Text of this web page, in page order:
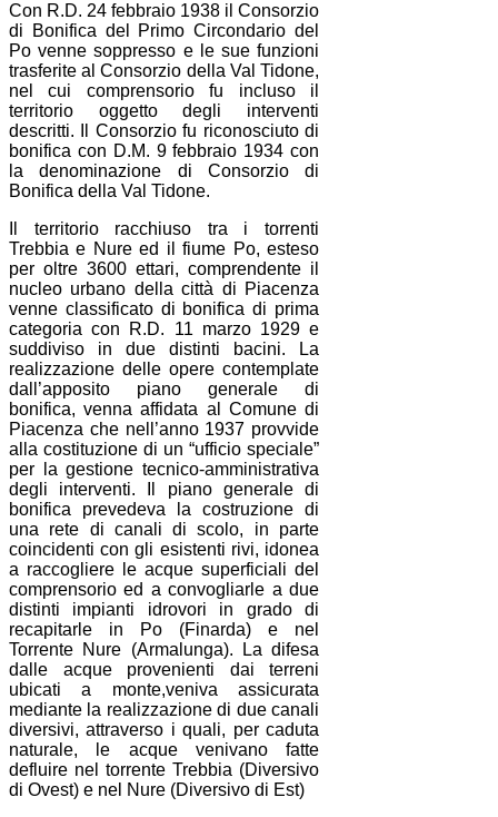
Con R.D. 24 febbraio 1938 il Consorzio
di Bonifica del Primo Circondario del
Po venne soppresso e le sue funzioni
trasferite al Consorzio della Val Tidone,
nel cui comprensorio fu incluso il
territorio oggetto degli interventi
descritti. Il Consorzio fu riconosciuto di
bonifica con D.M. 9 febbraio 1934 con
la denominazione di Consorzio di
Bonifica della Val Tidone.
Il territorio racchiuso tra i torrenti
Trebbia e Nure ed il fiume Po, esteso
per oltre 3600 ettari, comprendente il
nucleo urbano della città di Piacenza
venne classificato di bonifica di prima
categoria con R.D. 11 marzo 1929 e
suddiviso in due distinti bacini. La
realizzazione delle opere contemplate
dall’apposito piano generale di
bonifica, venna affidata al Comune di
Piacenza che nell’anno 1937 provvide
alla costituzione di un “ufficio speciale”
per la gestione tecnico-amministrativa
degli interventi. Il piano generale di
bonifica prevedeva la costruzione di
una rete di canali di scolo, in parte
coincidenti con gli esistenti rivi, idonea
a raccogliere le acque superficiali del
comprensorio ed a convogliarle a due
distinti impianti idrovori in grado di
recapitarle in Po (Finarda) e nel
Torrente Nure (Armalunga). La difesa
dalle acque provenienti dai terreni
ubicati a monte,veniva assicurata
mediante la realizzazione di due canali
diversivi, attraverso i quali, per caduta
naturale, le acque venivano fatte
defluire nel torrente Trebbia (Diversivo
di Ovest) e nel Nure (Diversivo di Est)